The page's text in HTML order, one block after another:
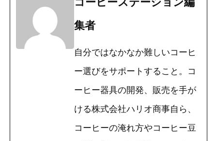
集者
自分ではなかなか難しいコーヒ
ー選びをサポートすること。コ
ーヒー器具の開発、販売を手が
ける株式会社ハリオ商事自ら、
コーヒーの淹れ方やコーヒー豆